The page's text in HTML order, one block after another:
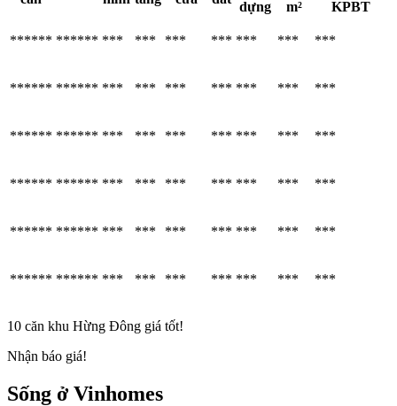
dựng m² KPBT
****** ****** *** *** *** *** *** *** ***
****** ****** *** *** *** *** *** *** ***
****** ****** *** *** *** *** *** *** ***
****** ****** *** *** *** *** *** *** ***
****** ****** *** *** *** *** *** *** ***
****** ****** *** *** *** *** *** *** ***
10 căn khu Hừng Đông giá tốt!
Nhận báo giá!
Sống ở Vinhomes